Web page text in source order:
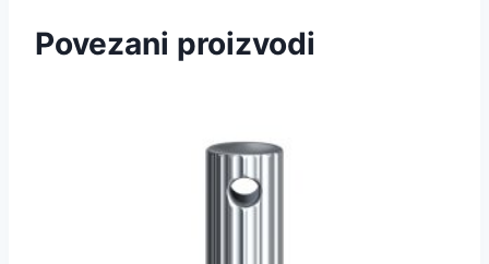
Povezani proizvodi